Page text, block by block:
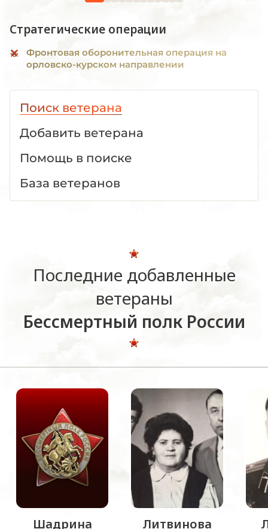
Стратегические операции
Фронтовая оборонительная операция на
орловско-курском направлении
Поиск ветерана
Добавить ветерана
Помощь в поиске
База ветеранов
Последние добавленные
ветераны
Бессмертный полк России
Шадрина Литвинова